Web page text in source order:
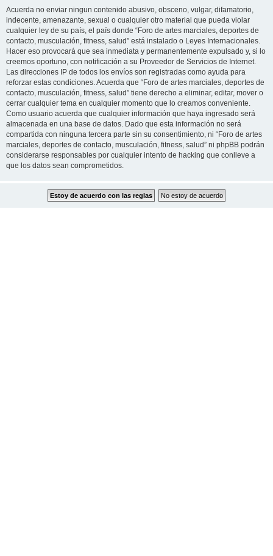
Acuerda no enviar ningun contenido abusivo, obsceno, vulgar, difamatorio,
indecente, amenazante, sexual o cualquier otro material que pueda violar
cualquier ley de su país, el país donde “Foro de artes marciales, deportes de
contacto, musculación, fitness, salud” está instalado o Leyes Internacionales.
Hacer eso provocará que sea inmediata y permanentemente expulsado y, si lo
creemos oportuno, con notificación a su Proveedor de Servicios de Internet.
Las direcciones IP de todos los envíos son registradas como ayuda para
reforzar estas condiciones. Acuerda que “Foro de artes marciales, deportes de
contacto, musculación, fitness, salud” tiene derecho a eliminar, editar, mover o
cerrar cualquier tema en cualquier momento que lo creamos conveniente.
Como usuario acuerda que cualquier información que haya ingresado será
almacenada en una base de datos. Dado que esta información no será
compartida con ninguna tercera parte sin su consentimiento, ni “Foro de artes
marciales, deportes de contacto, musculación, fitness, salud” ni phpBB podrán
considerarse responsables por cualquier intento de hacking que conlleve a
que los datos sean comprometidos.